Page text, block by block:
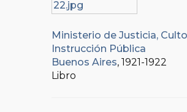
Ministerio de Justicia,
Instrucción Pública
Buenos Aires, 1921-1922
Libro